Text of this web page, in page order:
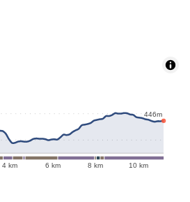
4 km 6 km 8 km 10 km
446m